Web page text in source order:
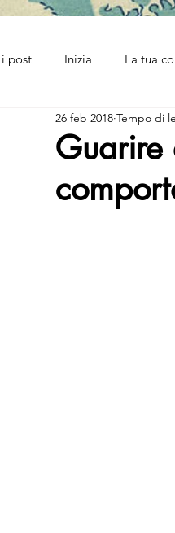
post Inizia La tua
Guarire
26 feb 2018 Tempo di